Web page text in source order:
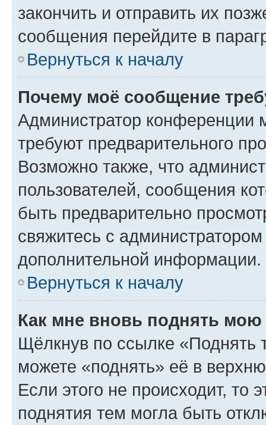
закончить и отправить их
сообщения перейдите в
Вернуться к началу
Почему моё сообщение
Администратор конференции
требуют предварительного
Возможно также, что
пользователей, сообщения
быть предварительно
свяжитесь с
дополнительной информации.
Вернуться к началу
Как мне вновь поднять мою
Щёлкнув по ссылке «Поднять
можете «поднять» её в
Если этого не происходит, то
поднятия тем могла быть